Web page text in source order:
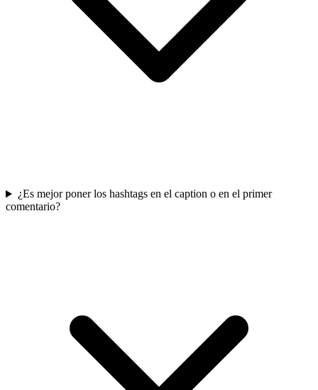
¿Es mejor poner los hashtags en el caption o en el primer
comentario?